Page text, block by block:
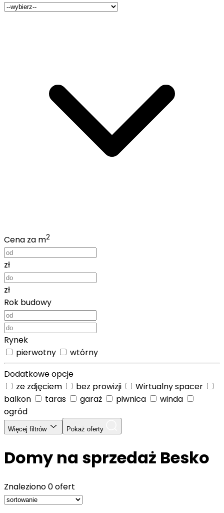
Cena za m2
zł
zł
Rok budowy
Rynek
pierwotny
wtórny
Dodatkowe opcje
ze zdjęciem
bez prowizji
Wirtualny spacer
balkon
taras garaż piwnica
winda
ogród
Więcej filtrów Pokaż oferty
Domy na sprzedaż Besko
Znaleziono0 ofert